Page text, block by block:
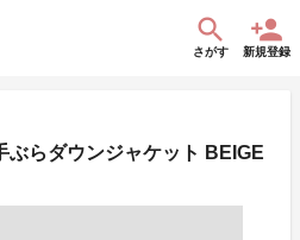
さがす 新規登録
ぶらダウンジャケット BEIGE